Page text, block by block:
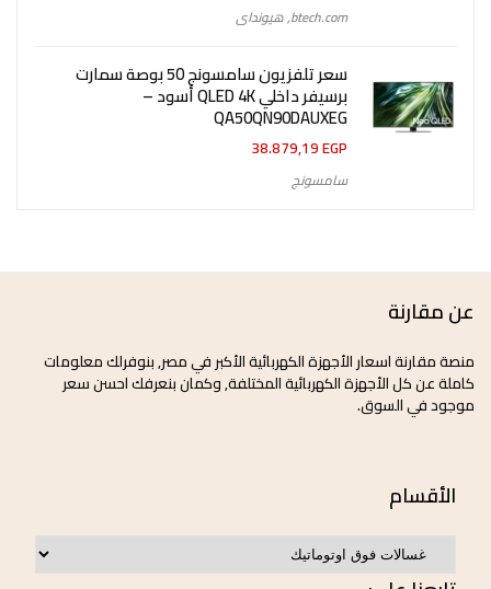
btech.com
,هيونداى
سعر تلفزيون سامسونج 50 بوصة سمارت
برسيفر داخلي QLED 4K أسود –
QA50QN90DAUXEG
38.879,19EGP
سامسونج
عن مقارنة
منصة مقارنة اسعار الأجهزة الكهربائية الأكبر في مصر, بنوفرلك معلومات
كاملة عن كل الأجهزة الكهربائية المختلفة, وكمان بنعرفك احسن سعر
موجود في السوق.
الأقسام